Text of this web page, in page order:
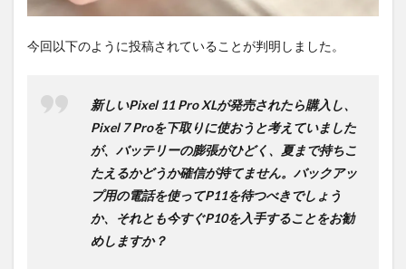
ョッ
おす
す
今回以下のように投稿されていることが判明しました。
新しいPixel 11 Pro XLが発売されたら購入し、
Pixel 7 Proを下取りに使おうと考えていました
が、バッテリーの膨張がひどく、夏まで持ちこ
たえるかどうか確信が持てません。バックアッ
プ用の電話を使ってP11を待つべきでしょう
か、それとも今すぐP10を入手することをお勧
めしますか？